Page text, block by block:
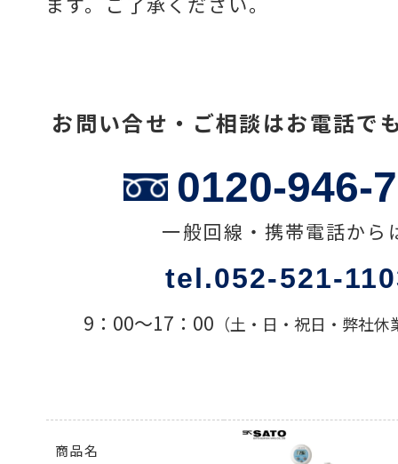
色々な計測器
レベル・勾配測定
オプション
お問い合せ・ご相談はお電話で
0120-946-
一般回線・携帯電話から
tel.052-521-
9：00〜17：00 （土・日・祝日・弊社
商品名